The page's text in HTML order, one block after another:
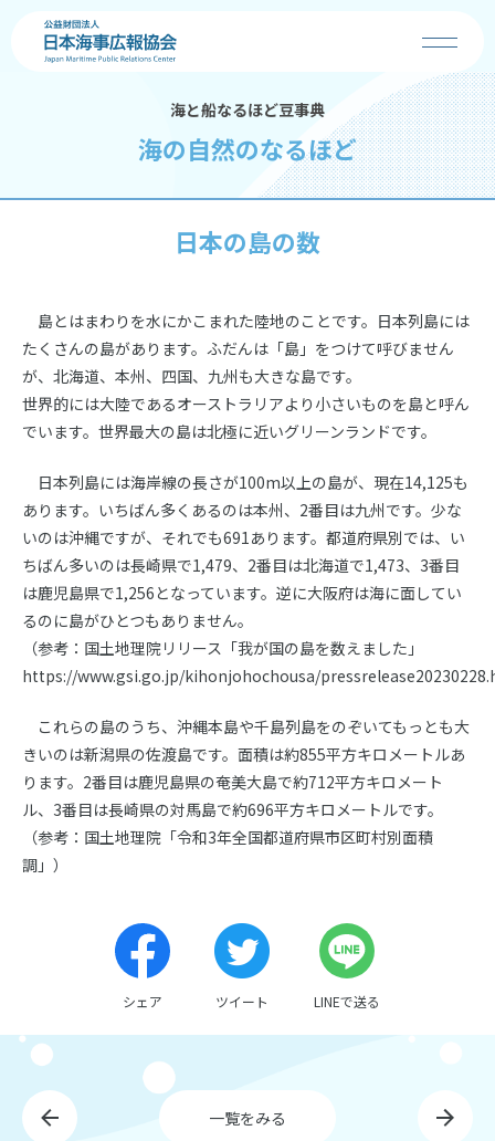
お知らせ
海・船・港の魅力
コンクール
学校の先生へ
販売
イベント情報
コンテンツガイド
賛助会員募集
協会案内
アクセスマップ
海と船なるほど豆事典
海の自然のなるほど
日本の島の数
島とはまわりを水にかこまれた陸地のことです。日本列島には
たくさんの島があります。ふだんは「島」をつけて呼びません
が、北海道、本州、四国、九州も大きな島です。
世界的には大陸であるオーストラリアより小さいものを島と呼ん
でいます。世界最大の島は北極に近いグリーンランドです。
日本列島には海岸線の長さが100m以上の島が、現在14,125も
あります。いちばん多くあるのは本州、2番目は九州です。少な
いのは沖縄ですが、それでも691あります。都道府県別では、い
ちばん多いのは長崎県で1,479、2番目は北海道で1,473、3番目
は鹿児島県で1,256となっています。逆に大阪府は海に面してい
るのに島がひとつもありません。
（参考：国土地理院リリース「我が国の島を数えました」
https://www.gsi.go.jp/kihonjohochousa/
これらの島のうち、沖縄本島や千島列島をのぞいてもっとも大
きいのは新潟県の佐渡島です。面積は約855平方キロメートルあ
ります。2番目は鹿児島県の奄美大島で約712平方キロメート
ル、3番目は長崎県の対馬島で約696平方キロメートルです。
（参考：国土地理院「令和3年全国都道府県市区町村別面積
調」）
シェア ツイート LINEで送る
一覧をみる